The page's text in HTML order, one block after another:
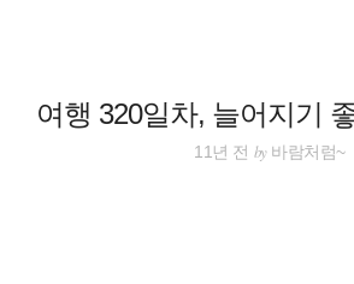
여행 320일차, 늘어지기
11년 전 by바람처럼~